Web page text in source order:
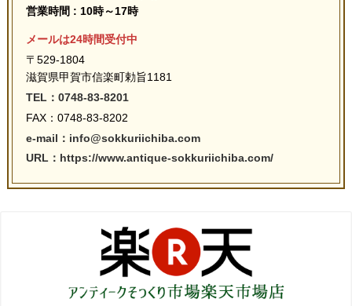
営業時間 : 10時～17時
メールは24時間受付中
〒529-1804
滋賀県甲賀市信楽町勅旨1181
TEL：0748-83-8201
FAX：0748-83-8202
e-mail：info@sokkuriichiba.com
URL：https://www.antique-sokkuriichiba.com/